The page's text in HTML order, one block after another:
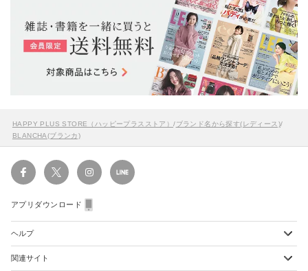
HAPPY PLUS STORE（ハッピープラスストア）/ブランド名から探す(レディース)/
BLANCHA(ブランカ)
アプリダウンロード
ヘルプ
ショッピングガイド
関連サイト